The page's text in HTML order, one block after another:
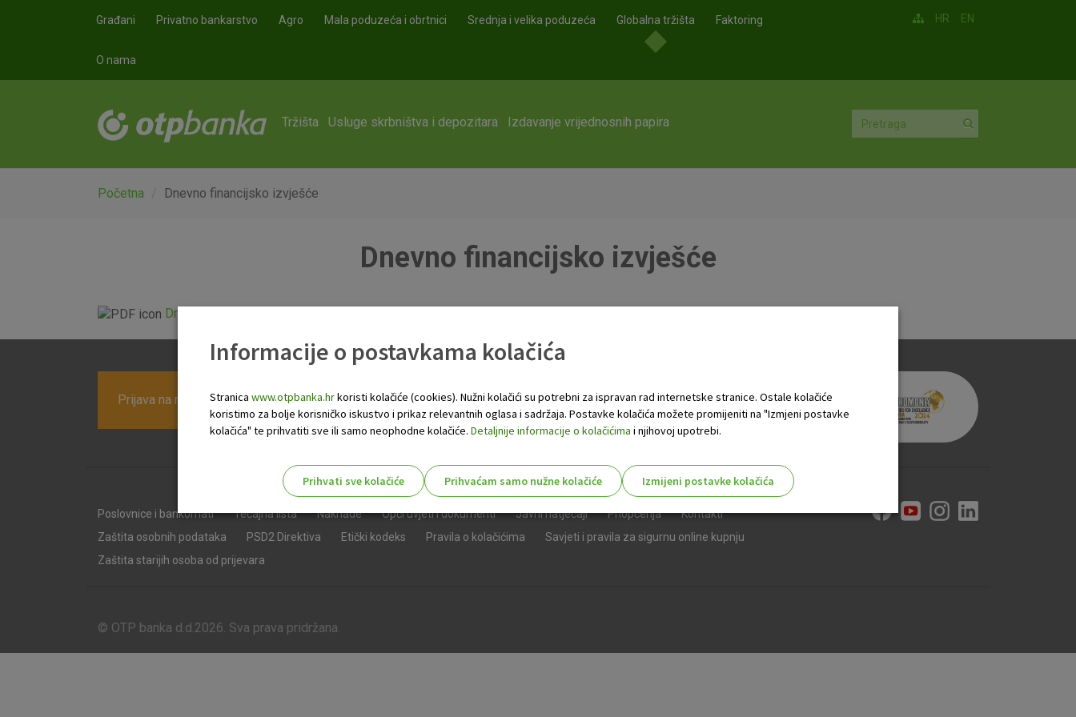
Građani Privatno bankarstvo Agro Mala poduzeća i obrtnici Srednja i velika poduzeća Globalna tržišta Faktoring
O nama
HR EN
Tržišta Usluge skrbništva i depozitara Izdavanje vrijednosnih papira
Početna Dnevno financijsko izvješće
Dnevno financijsko izvješće
Dnevno financijsko izvješće.pdf
Prijava na newsletter OTP banke
Poslovnice i bankomati Tečajna lista Naknade Opći uvjeti i dokumenti Javni natječaji Priopćenja
Kontakti
Zaštita osobnih podataka
PSD2 Direktiva Etički kodeks Pravila o kolačićima
Savjeti i pravila za sigurnu online kupnju
Zaštita starijih osoba od prijevara
© OTP banka d.d.2026. Sva prava pridržana.
Informacije o postavkama kolačića
Stranica www.otpbanka.hrkoristi kolačiće (cookies). Nužni kolačići su potrebni za ispravan rad internetske stranice. Ostale kolačiće
koristimo za bolje korisničko iskustvo i prikaz relevantnih oglasa i sadržaja. Postavke kolačića možete promijeniti na "Izmjeni postavke
kolačića" te prihvatiti sve ili samo neophodne kolačiće. Detaljnije informacije o kolačićima i njihovoj upotrebi.
Prihvati sve kolačiće Prihvaćam samo nužne kolačiće
Izmijeni postavke kolačića